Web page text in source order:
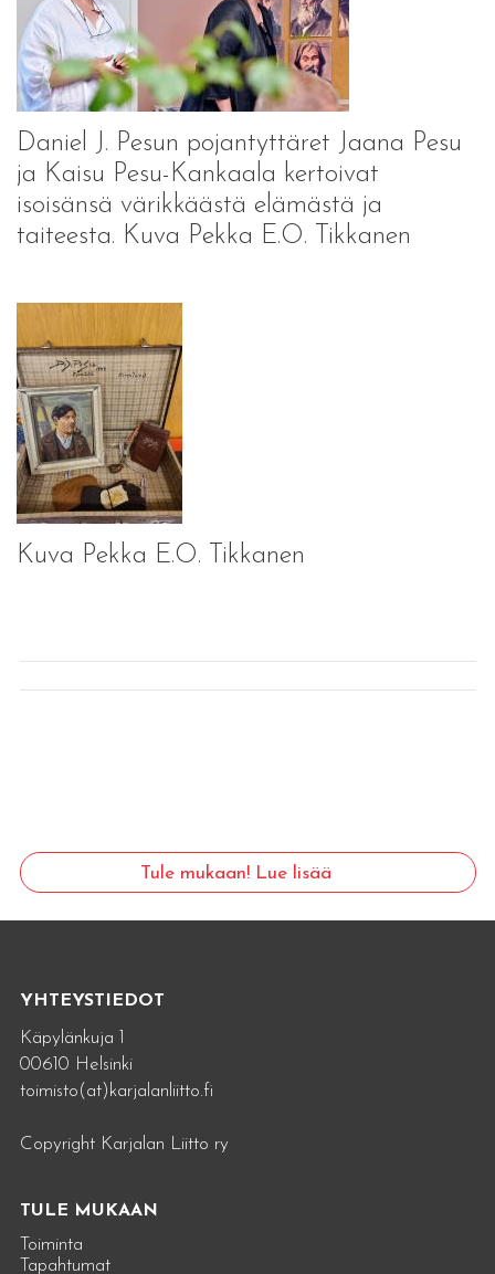
Daniel J. Pesun pojantyttäret Jaana Pesu
ja Kaisu Pesu-Kankaala kertoivat
isoisänsä värikkäästä elämästä ja
taiteesta. Kuva Pekka E.O. Tikkanen
Kuva Pekka E.O. Tikkanen
Tule mukaan! Lue lisää
YHTEYSTIEDOT
Käpylänkuja 1
00610 Helsinki
toimisto(at)karjalanliitto.fi
Copyright Karjalan Liitto ry
TULE MUKAAN
Toiminta
Tapahtumat